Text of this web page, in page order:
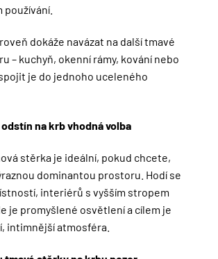
používání.
dokáže navázat na další tmavé
– kuchyň, okenní rámy, kování nebo
je do jednoho uceleného
na krb vhodná volba
stěrka je ideální, pokud chcete,
dominantou prostoru. Hodí se
interiérů s vyšším stropem
je promyšlené osvětlení a cílem je
intimnější atmosféra.